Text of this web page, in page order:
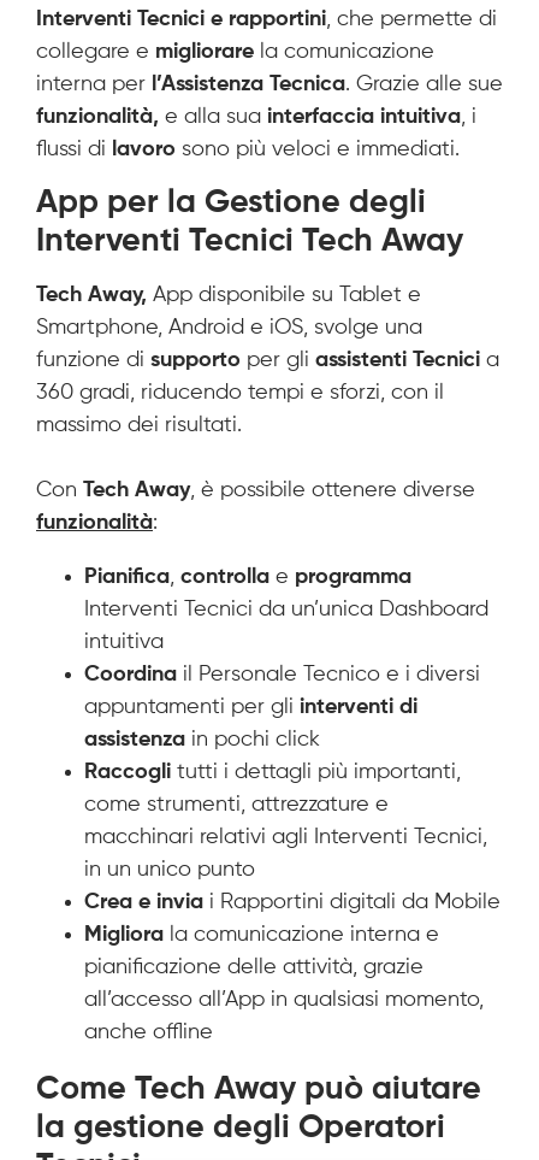
Interventi Tecnici e rapportini, che permette di
collegare e migliorare la comunicazione
interna per l’Assistenza Tecnica. Grazie alle sue
funzionalità, e alla sua interfaccia intuitiva, i
flussi di lavoro sono più veloci e immediati.
App per la Gestione degli
Interventi Tecnici Tech Away
Tech Away, App disponibile su Tablet e
Smartphone, Android e iOS, svolge una
funzione di supporto per gli assistenti Tecnici a
360 gradi, riducendo tempi e sforzi, con il
massimo dei risultati.
Con Tech Away, è possibile ottenere diverse
funzionalità:
Pianifica, controlla e programma
Interventi Tecnici da un’unica Dashboard
intuitiva
Coordina il Personale Tecnico e i diversi
appuntamenti per gli interventi di
assistenza in pochi click
Raccogli tutti i dettagli più importanti,
come strumenti, attrezzature e
macchinari relativi agli Interventi Tecnici,
in un unico punto
Crea e invia i Rapportini digitali da Mobile
Migliora la comunicazione interna e
pianificazione delle attività, grazie
all’accesso all’App in qualsiasi momento,
anche offline
Come Tech Away può aiutare
la gestione degli Operatori